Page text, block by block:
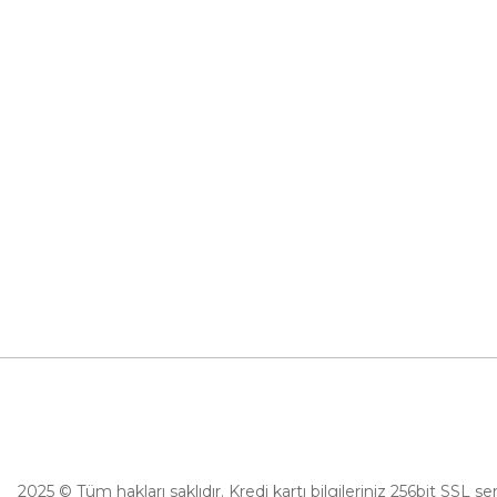
2025 © Tüm hakları saklıdır. Kredi kartı bilgileriniz 256bit SSL